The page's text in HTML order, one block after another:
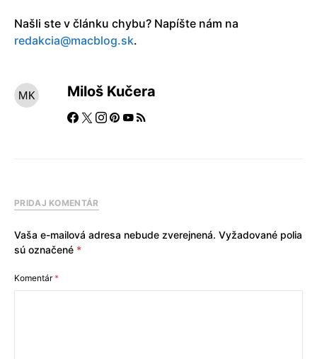
Našli ste v článku chybu? Napíšte nám na
redakcia@macblog.sk.
Miloš Kučera
PRIDAJ KOMENTÁR
Vaša e-mailová adresa nebude zverejnená. Vyžadované polia
sú označené *
Komentár*